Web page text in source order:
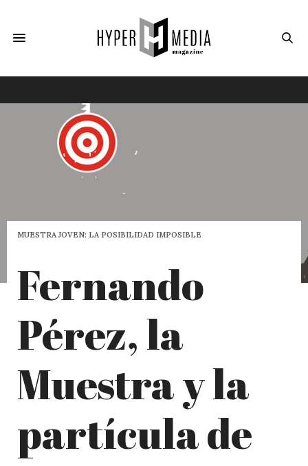
MUESTRA JOVEN: LA POSIBILIDAD IMPOSIBLE
Fernando
Pérez, la
Muestra y la
partícula de